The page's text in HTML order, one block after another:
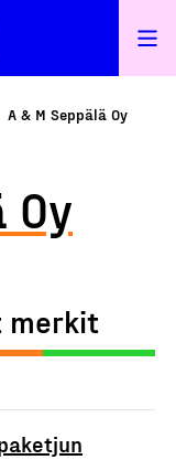
A & M Seppälä Oy
Oy
merkit